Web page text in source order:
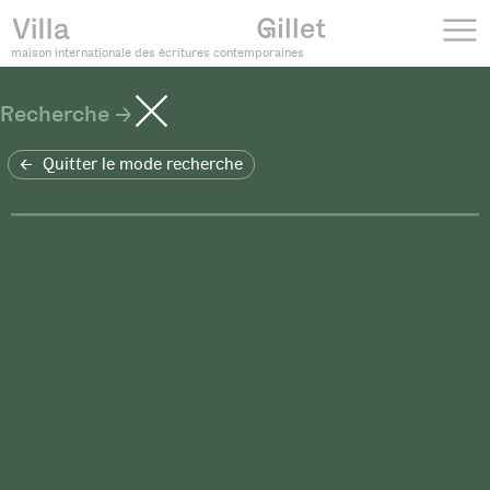
maison internationale des écritures contemporaines
Recherche
Quitter le mode recherche